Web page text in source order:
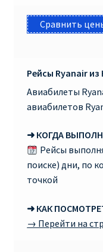
Сравнить
Рейсы Ryanair из
Авиабилеты
авиабилетов
➜ КОГДА
Рейсы
поиске) дни, по
точкой
➜ КАК
→ Перейти на